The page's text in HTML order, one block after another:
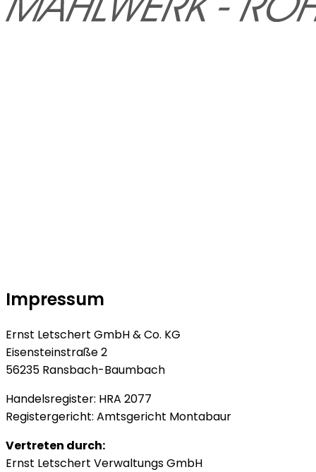
Impressum
Ernst Letschert GmbH & Co. KG
Eisensteinstraße 2
56235 Ransbach-Baumbach
Handelsregister: HRA 2077
Registergericht: Amtsgericht Montabaur
Vertreten durch:
Ernst Letschert Verwaltungs GmbH